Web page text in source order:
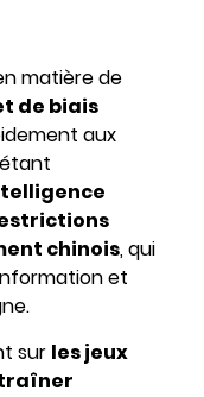
matière de
de biais
aux
chinois, qui
et
sur les jeux